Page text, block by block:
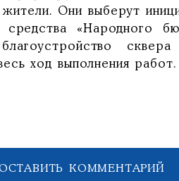
Они выберут
«Народного
ход выполнения работ.
КОММЕНТАРИЙ